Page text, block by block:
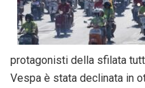
protagonisti della sfilata
Vespa è stata declinata in